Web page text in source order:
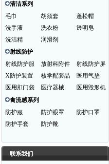
清洁系列
毛巾
胡须套
蓬松帽
洗手液
洗衣粉
透明皂
洗洁精
润滑剂
射线防护
射线防护服
放射科附件
射线防护屏
X防护装置
核学配套品
医用气垫
医用肛门袋
医疗器械
医用毁形机
禽流感系列
防护服
防护眼罩
防护口罩
防护手套
防护靴
联系我们